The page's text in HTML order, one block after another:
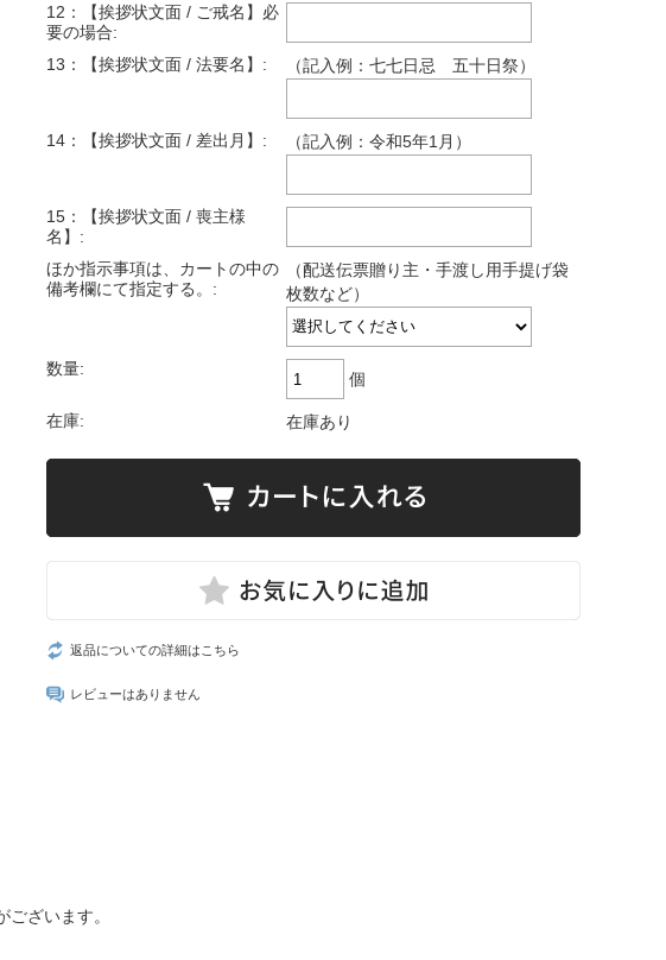
12：【挨拶状文面 / ご戒名】必
要の場合:
13：【挨拶状文面 / 法要名】:
（記入例：七七日忌 五十日祭）
14：【挨拶状文面 / 差出月】: （記入例：令和5年1月）
15：【挨拶状文面 / 喪主様
名】:
ほか指示事項は、カートの中の
備考欄にて指定する。:
（配送伝票贈り主・手渡し用手提げ袋
枚数など）
数量:
個
在庫: 在庫あり
返品についての詳細はこちら
レビューはありません
ざいます。